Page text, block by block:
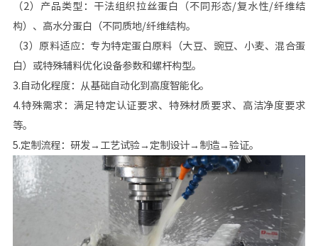
（2）产品类型：干法组织拉丝蛋白（不同形态/复水性/纤维结
构）、高水分蛋白（不同质地/纤维结构。
（3）原料适应：专为特定蛋白原料（大豆、豌豆、小麦、混合蛋
白）或特殊辅料优化设备参数和螺杆构型。
3.自动化程度：从基础自动化到高度智能化。
4.特殊需求：满足特定认证要求、特殊材质要求、高洁净度要求
等。
5.定制流程：研发→工艺试验→定制设计→制造→验证。